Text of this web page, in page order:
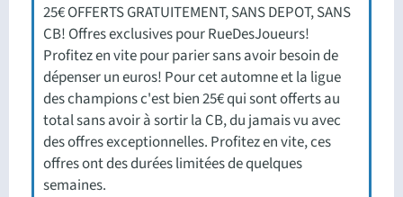
25€ OFFERTS GRATUITEMENT, SANS DEPOT, SANS
CB! Offres exclusives pour RueDesJoueurs!
Profitez en vite pour parier sans avoir besoin de
dépenser un euros! Pour cet automne et la ligue
des champions c'est bien 25€ qui sont offerts au
total sans avoir à sortir la CB, du jamais vu avec
des offres exceptionnelles. Profitez en vite, ces
offres ont des durées limitées de quelques
semaines.